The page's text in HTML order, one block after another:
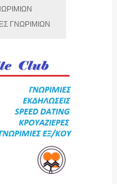
ΓΝΩΡΙΜΙΩΝ
6944137189